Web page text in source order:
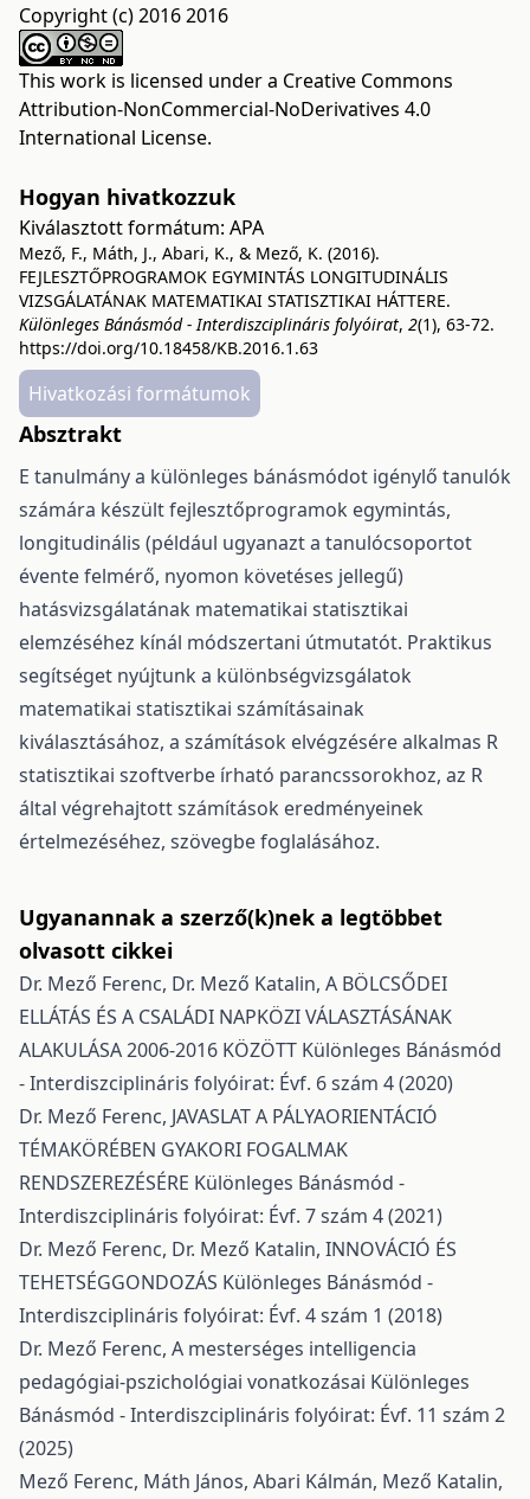
Copyright (c) 2016 2016
This work is licensed under a Creative Commons
Attribution-NonCommercial-NoDerivatives 4.0
International License.
Hogyan hivatkozzuk
Kiválasztott formátum: APA
Mező, F., Máth, J., Abari, K., & Mező, K. (2016).
FEJLESZTŐPROGRAMOK EGYMINTÁS LONGITUDINÁLIS
VIZSGÁLATÁNAK MATEMATIKAI STATISZTIKAI HÁTTERE.
Különleges Bánásmód - Interdiszciplináris folyóirat, 2(1), 63-72.
https://doi.org/10.18458/KB.2016.1.63
Hivatkozási formátumok
Absztrakt
E tanulmány a különleges bánásmódot igénylő tanulók
számára készült fejlesztőprogramok egymintás,
longitudinális (például ugyanazt a tanulócsoportot
évente felmérő, nyomon követéses jellegű)
hatásvizsgálatának matematikai statisztikai
elemzéséhez kínál módszertani útmutatót. Praktikus
segítséget nyújtunk a különbségvizsgálatok
matematikai statisztikai számításainak
kiválasztásához, a számítások elvégzésére alkalmas R
statisztikai szoftverbe írható parancssorokhoz, az R
által végrehajtott számítások eredményeinek
értelmezéséhez, szövegbe foglalásához.
Ugyanannak a szerző(k)nek a legtöbbet
olvasott cikkei
Dr. Mező Ferenc, Dr. Mező Katalin, A BÖLCSŐDEI
ELLÁTÁS ÉS A CSALÁDI NAPKÖZI VÁLASZTÁSÁNAK
ALAKULÁSA 2006-2016 KÖZÖTT Különleges Bánásmód
- Interdiszciplináris folyóirat: Évf. 6 szám 4 (2020)
Dr. Mező Ferenc, JAVASLAT A PÁLYAORIENTÁCIÓ
TÉMAKÖRÉBEN GYAKORI FOGALMAK
RENDSZEREZÉSÉRE Különleges Bánásmód -
Interdiszciplináris folyóirat: Évf. 7 szám 4 (2021)
Dr. Mező Ferenc, Dr. Mező Katalin, INNOVÁCIÓ ÉS
TEHETSÉGGONDOZÁS Különleges Bánásmód -
Interdiszciplináris folyóirat: Évf. 4 szám 1 (2018)
Dr. Mező Ferenc, A mesterséges intelligencia
pedagógiai-pszichológiai vonatkozásai Különleges
Bánásmód - Interdiszciplináris folyóirat: Évf. 11 szám 2
(2025)
Mező Ferenc, Máth János, Abari Kálmán, Mező Katalin,